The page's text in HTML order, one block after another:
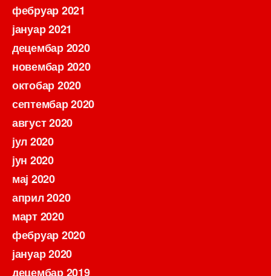
фебруар 2021
јануар 2021
децембар 2020
новембар 2020
октобар 2020
септембар 2020
август 2020
јул 2020
јун 2020
мај 2020
април 2020
март 2020
фебруар 2020
јануар 2020
децембар 2019